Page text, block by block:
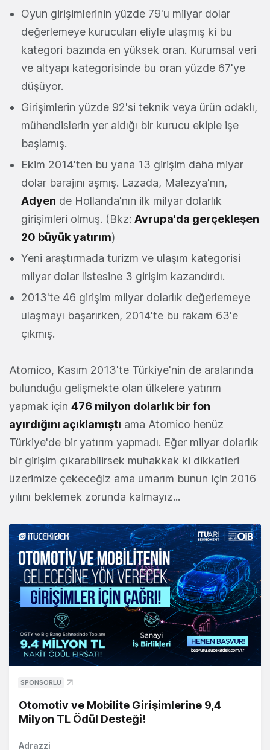
Oyun girişimlerinin yüzde 79'u milyar dolar
değerlemeye kurucuları eliyle ulaşmış ki bu
kategori bazında en yüksek oran. Kurumsal veri
ve altyapı kategorisinde bu oran yüzde 67'ye
düşüyor.
Girişimlerin yüzde 92'si teknik veya ürün odaklı,
mühendislerin yer aldığı bir kurucu ekiple işe
başlamış.
Ekim 2014'ten bu yana 13 girişim daha miyar
dolar barajını aşmış. Lazada, Malezya'nın,
Adyen de Hollanda'nın ilk milyar dolarlık
girişimleri olmuş. (Bkz: Avrupa'da gerçekleşen
20 büyük yatırım)
Yeni araştırmada turizm ve ulaşım kategorisi
milyar dolar listesine 3 girişim kazandırdı.
2013'te 46 girişim milyar dolarlık değerlemeye
ulaşmayı başarırken, 2014'te bu rakam 63'e
çıkmış.
Atomico, Kasım 2013'te Türkiye'nin de aralarında
bulunduğu gelişmekte olan ülkelere yatırım
yapmak için 476 milyon dolarlık bir fon
ayırdığını açıklamıştı ama Atomico henüz
Türkiye'de bir yatırım yapmadı. Eğer milyar dolarlık
bir girişim çıkarabilirsek muhakkak ki dikkatleri
üzerimize çekeceğiz ama umarım bunun için 2016
yılını beklemek zorunda kalmayız...
SPONSORLU
Otomotiv ve Mobilite Girişimlerine 9,4
Milyon TL Ödül Desteği!
Adrazzi